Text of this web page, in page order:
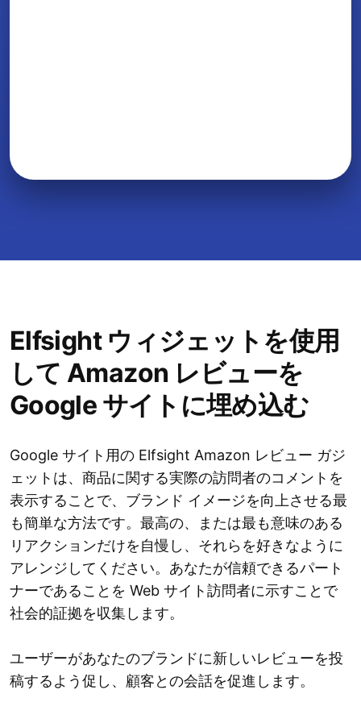
Elfsight ウィジェットを使用
して Amazon レビューを
Google サイトに埋め込む
Google サイト用の Elfsight Amazon レビュー ガジ
ェットは、商品に関する実際の訪問者のコメントを
表示することで、ブランド イメージを向上させる最
も簡単な方法です。最高の、または最も意味のある
リアクションだけを自慢し、それらを好きなように
アレンジしてください。あなたが信頼できるパート
ナーであることを Web サイト訪問者に示すことで
社会的証拠を収集します。
ユーザーがあなたのブランドに新しいレビューを投
稿するよう促し、顧客との会話を促進します。